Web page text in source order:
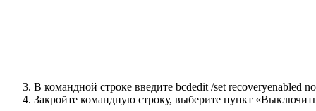
В командной строке введите bcdedit /set recoveryenabled
Закройте командную строку, выберите пункт